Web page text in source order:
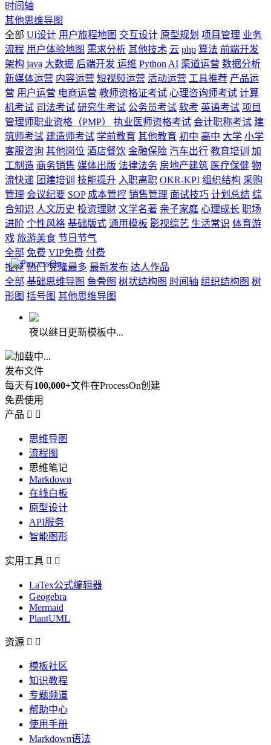
时间轴
其他思维导图
全部 UI设计 用户旅程地图 交互设计 原型规划 项目管理 业务
流程 用户体验地图 需求分析 其他技术 云 php 算法 前端开发
架构 java 大数据 后端开发 运维 Python AI 渠道运营 数据分析
新媒体运营 内容运营 短视频运营 活动运营 工具推荐 产品运
营 用户运营 电商运营 教师资格证考试 心理咨询师考试 计算
机考试 司法考试 研究生考试 公务员考试 软考 英语考试 项目
管理师职业资格（PMP）
执业医师资格考试 会计职称考试 建
筑师考试 建造师考试 学前教育 其他教育 初中 高中 大学 小学
客服咨询 其他岗位 酒店餐饮 金融保险 汽车出行 教育培训
加
工制造 商务销售 媒体出版 法律法务 房地产建筑 医疗保健 物
流快递 团建培训 技能提升 入职离职 OKR-KPI 组织结构 采购
管理 会议纪要 SOP 成本管控 销售管理 面试技巧 计划总结 综
合知识 人文历史 投资理财 文学名著 亲子家庭 心理成长 职场
进阶 个性风格 基础版式 通用模板 影视综艺 生活常识 体育游
戏 旅游美食 节日节气
全部 免费 VIP免费 付费
推荐 热门 克隆最多 最新发布 达人作品
全部 基础思维导图 鱼骨图 树状结构图 时间轴 组织结构图 树
形图 括号图 其他思维导图
夜以继日更新模板中...
加载中...
发布文件
每天有100,000+文件在ProcessOn创建
免费使用
产品  
思维导图
流程图
思维笔记
Markdown
在线白板
原型设计
API服务
智能图形
实用工具  
LaTex公式编辑器
Geogebra
Mermaid
PlantUML
资源  
模板社区
知识教程
专题频道
帮助中心
使用手册
Markdown语法